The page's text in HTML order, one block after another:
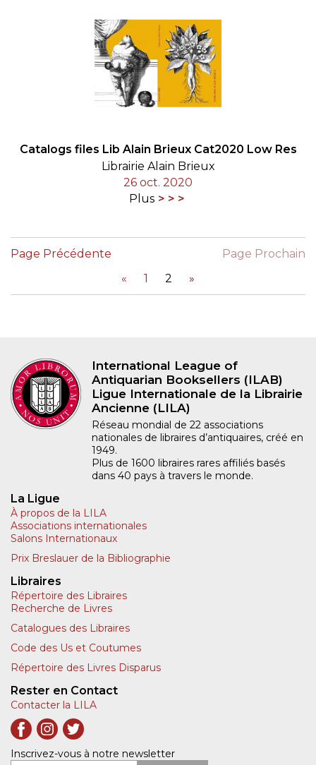
Catalogs files Lib Alain Brieux Cat2020 Low Res
Librairie Alain Brieux
26 oct. 2020
Plus
Page Précédente
«
1 2 »
Page Prochain
International League of
Antiquarian Booksellers (ILAB)
Ligue Internationale de la Librairie
Ancienne (LILA)
Réseau mondial de 22 associations
nationales de libraires d’antiquaires, créé en
1949.
Plus de 1600 libraires rares affiliés basés
dans 40 pays à travers le monde.
La Ligue
À propos de la LILA
Associations internationales
Salons Internationaux
Prix Breslauer de la Bibliographie
Libraires
Répertoire des Libraires
Recherche de Livres
Catalogues des Libraires
Code des Us et Coutumes
Répertoire des Livres Disparus
Rester en Contact
Contacter la LILA
Inscrivez-vous à notre newsletter